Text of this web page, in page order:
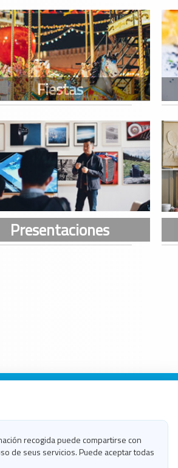
recogida puede compartirse con
de seus servicios. Puede aceptar todas